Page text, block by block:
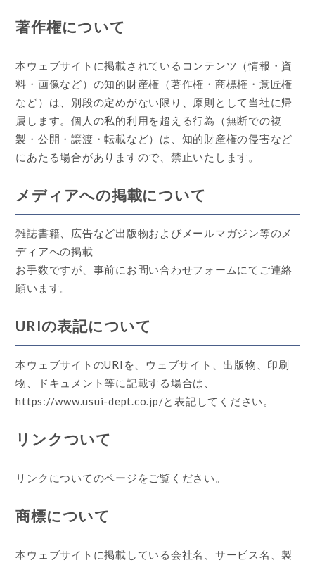
著作権について
本ウェブサイトに掲載されているコンテンツ（情報・資
料・画像など）の知的財産権（著作権・商標権・意匠権
など）は、別段の定めがない限り、原則として当社に帰
属します。個人の私的利用を超える行為（無断での複
製・公開・譲渡・転載など）は、知的財産権の侵害など
にあたる場合がありますので、禁止いたします。
メディアへの掲載について
雑誌書籍、広告など出版物およびメールマガジン等のメ
ディアへの掲載
お手数ですが、事前にお問い合わせフォームにてご連絡
願います。
URIの表記について
本ウェブサイトのURIを、ウェブサイト、出版物、印刷
物、ドキュメント等に記載する場合は、
https://www.usui-dept.co.jp/と表記してください。
リンクついて
リンクについてのページをご覧ください。
商標について
本ウェブサイトに掲載している会社名、サービス名、製